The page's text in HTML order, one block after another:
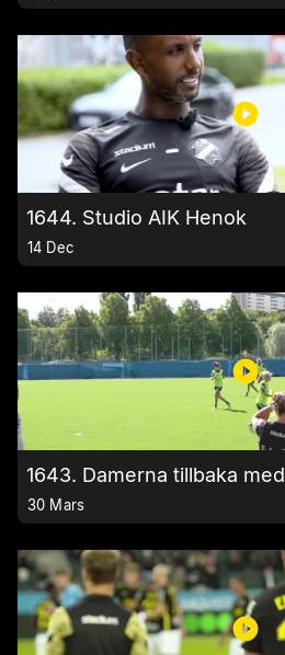
1644. Studio AIK Henok
14 Dec
1643. Damerna tillbaka
30 Mars